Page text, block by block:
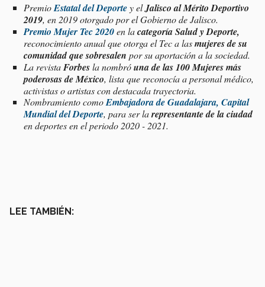
PremioEstatal del Deportey elJalisco al Mérito Deportivo
2019, en 2019 otorgado por el Gobierno de Jalisco.
Premio Mujer Tec 2020en lacategoría Salud y Deporte,
reconocimiento anual que otorga el Tec a lasmujeres de su
comunidad que sobresalen por su aportación a la sociedad.
La revistaForbesla nombróuna de las100 Mujeres más
poderosas de México, lista que reconocía a personal médico,
activistas o artistas con destacada trayectoria.
Nombramiento comoEmbajadora de Guadalajara, Capital
Mundial del Deporte, para ser larepresentante de la ciudad
en deportes en el periodo 2020 - 2021.
LEE TAMBIÉN: